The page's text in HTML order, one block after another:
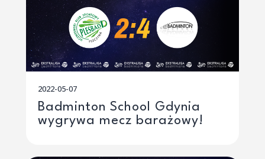
2022-05-07
Badminton School Gdynia
wygrywa mecz barażowy!